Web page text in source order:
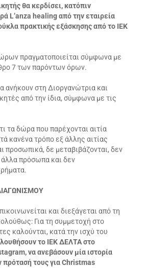
θα κερδίσει, κατόπιν
L’anza healing από την εταιρεία
πρακτικής εξάσκησης από το ΙΕΚ
πραγματοποιείται σύμφωνα με
7 των παρόντων όρων.
στη Διοργανώτρια και
από την ίδια, σύμφωνα με τις
τα δώρα που παρέχονται αιτία
κανένα τρόπο εξ άλλης αιτίας
προσωπικά, δε μεταβιβάζονται, δεν
άλλα πρόσωπα και δεν
και διεξάγεται από τη
Για τη συμμετοχή στο
καλούνται, κατά την ισχύ του
το ΙΕΚ ΔΕΛΤΑ στο
να ανεβάσουν μία ιστορία
τους για Christmas